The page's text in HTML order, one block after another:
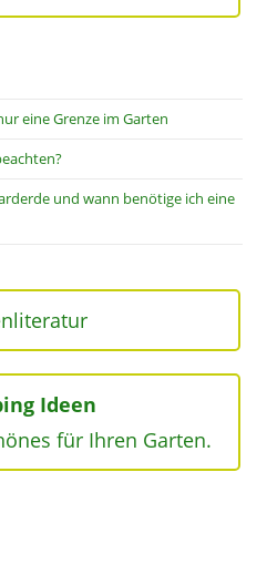
eine Grenze im Garten
und wann benötige ich eine
Ideen
für Ihren Garten.